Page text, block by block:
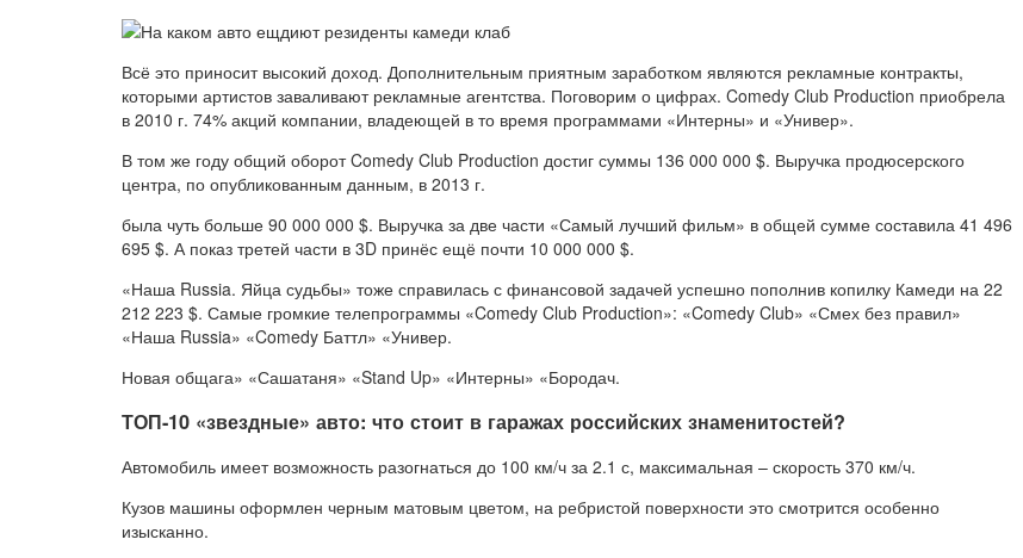
Всё это приносит высокий доход. Дополнительным приятным заработком являются рекламные контракты,
которыми артистов заваливают рекламные агентства. Поговорим о цифрах. Comedy Club Production приобрела
в 2010 г. 74% акций компании, владеющей в то время программами «Интерны» и «Универ».
В том же году общий оборот Comedy Club Production достиг суммы 136 000 000 $. Выручка продюсерского
центра, по опубликованным данным, в 2013 г.
была чуть больше 90 000 000 $. Выручка за две части «Самый лучший фильм» в общей сумме составила 41 496
695 $. А показ третей части в 3D принёс ещё почти 10 000 000 $.
«Наша Russia. Яйца судьбы» тоже справилась с финансовой задачей успешно пополнив копилку Камеди на 22
212 223 $. Самые громкие телепрограммы «Comedy Club Production»: «Comedy Club» «Смех без правил»
«Наша Russia» «Comedy Баттл» «Универ.
Новая общага» «Сашатаня» «Stand Up» «Интерны» «Бородач.
ТОП-10 «звездные» авто: что стоит в гаражах российских знаменитостей?
Автомобиль имеет возможность разогнаться до 100 км/ч за 2.1 с, максимальная – скорость 370 км/ч.
Кузов машины оформлен черным матовым цветом, на ребристой поверхности это смотрится особенно
изысканно.